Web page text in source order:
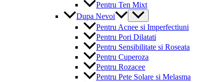
Pentru Ten Mixt
Dupa Nevoi
Menu
Toggle
Pentru Acnee si Imperfectiuni
Pentru Pori Dilatati
Pentru Sensibilitate si Roseata
Pentru Cuperoza
Pentru Rozacee
Pentru Pete Solare si Melasma